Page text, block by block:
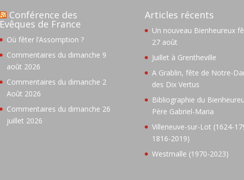
Conférence des
Evêques de France
Où fêter l’Assomption ?
Commentaires du dimanche 9
août 2026
Commentaires du dimanche 2
Août 2026
Commentaires du dimanche 26
juillet 2026
Articles récents
Un nouveau Bienheureux
27 août
Juillet à Grentheville
A Grablin, fête de Notre-
des Dix Vertus
Bibliographie du
Père Gabriel-Maria
Villeneuve-sur-Lot (1624-
1816-2019)
Westmalle (1970-2023)